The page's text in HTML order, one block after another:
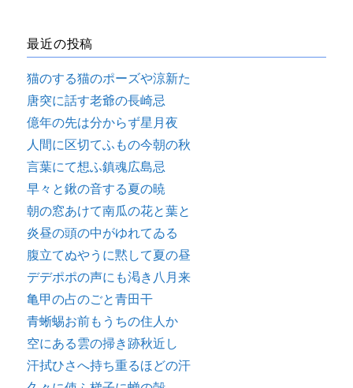
最近の投稿
猫のする猫のポーズや涼新た
唐突に話す老爺の長崎忌
億年の先は分からず星月夜
人間に区切てふもの今朝の秋
言葉にて想ふ鎮魂広島忌
早々と鍬の音する夏の暁
朝の窓あけて南瓜の花と葉と
炎昼の頭の中がゆれてゐる
腹立てぬやうに黙して夏の昼
デデポポの声にも渇き八月来
亀甲の占のごと青田干
青蜥蜴お前もうちの住人か
空にある雲の掃き跡秋近し
汗拭ひさへ持ち重るほどの汗